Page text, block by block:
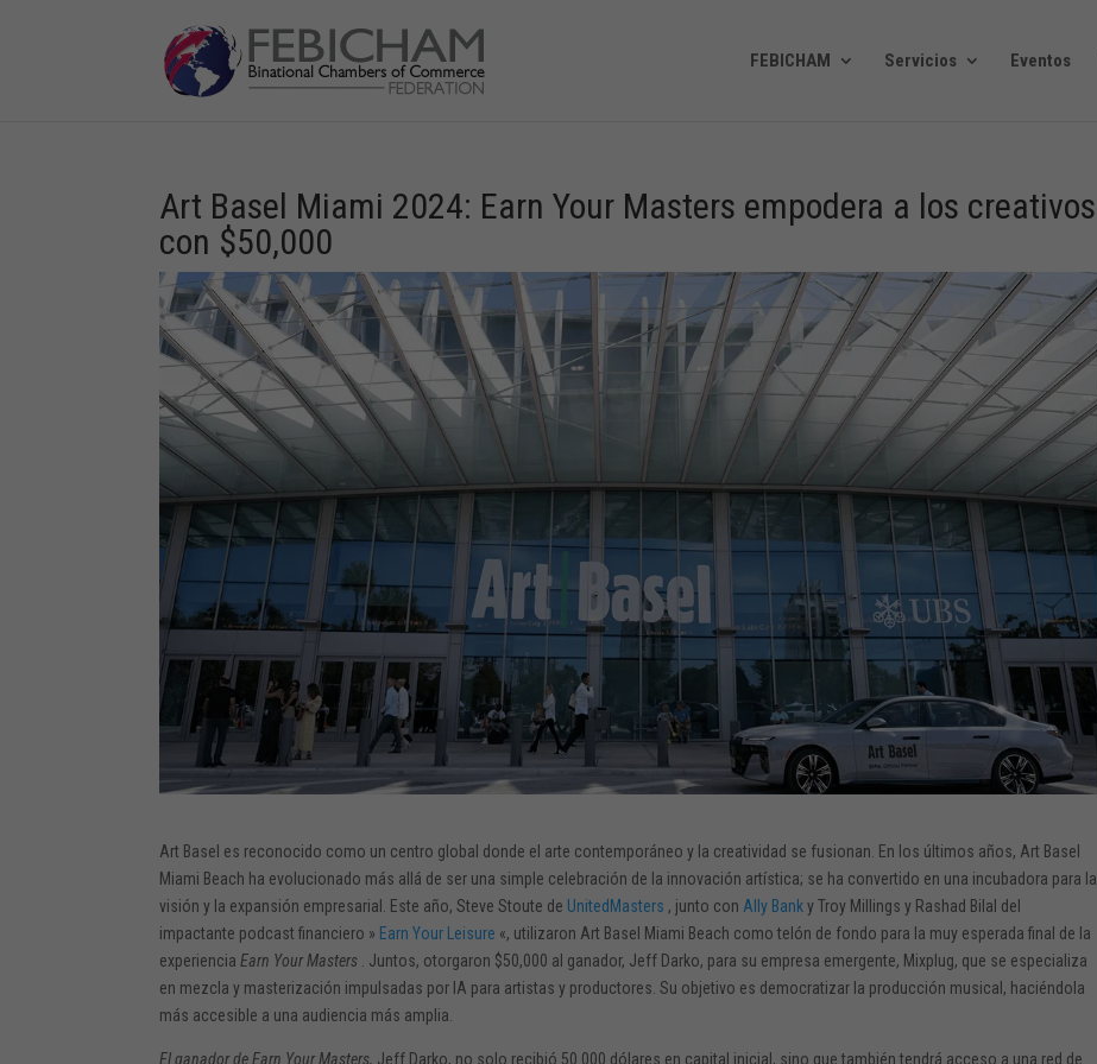
FEBICHAM Servicios Eventos
Art Basel Miami 2024: Earn Your Masters empodera a los creativos
con $50,000
Art Basel es reconocido como un centro global donde el arte contemporáneo y la creatividad se fusionan. En los últimos años, Art Basel
Miami Beach ha evolucionado más allá de ser una simple celebración de la innovación artística; se ha convertido en una incubadora para la
visión y la expansión empresarial. Este año, Steve Stoute de UnitedMasters , junto con Ally Banky Troy Millings y Rashad Bilal del
impactante podcast financiero » Earn Your Leisure «, utilizaron Art Basel Miami Beach como telón de fondo para la muy esperada final de la
experienciaEarn Your Masters . Juntos, otorgaron $50,000 al ganador, Jeff Darko, para su empresa emergente, Mixplug, que se especializa
en mezcla y masterización impulsadas por IA para artistas y productores. Su objetivo es democratizar la producción musical, haciéndola
más accesible a una audiencia más amplia.
El ganador de Earn Your Masters, Jeff Darko, no solo recibió 50.000 dólares en capital inicial, sino que también tendrá acceso a una red de